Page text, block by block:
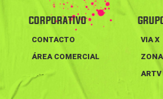
CORPORATIVO
CONTACTO
ÁREA COMERCIAL
VIA X
ARTV